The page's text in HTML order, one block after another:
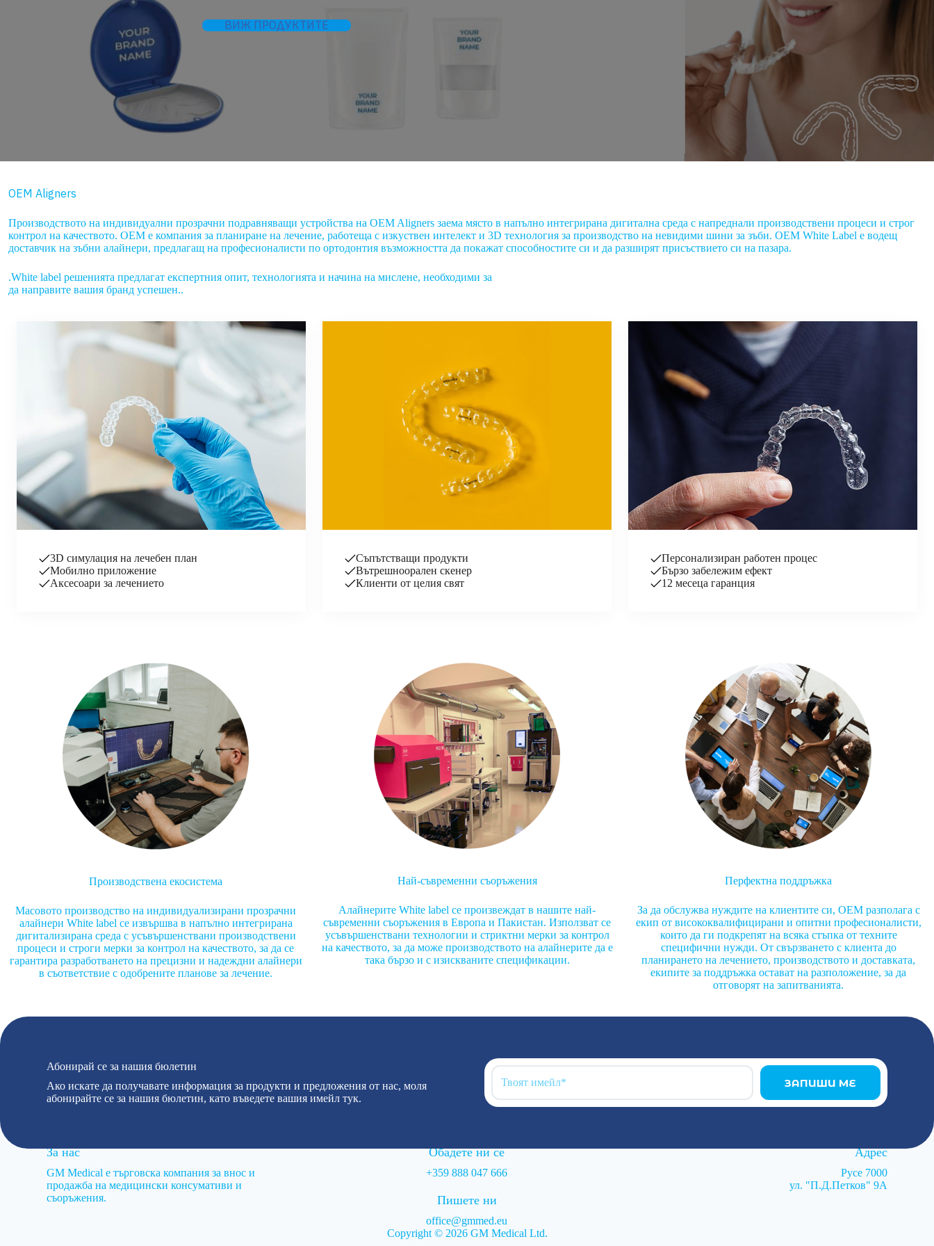
ВИЖ ПРОДУКТИТЕ
OEM Aligners
Производството на индивидуални прозрачни подравняващи устройства на OEM Aligners заема място в напълно интегрирана дигитална среда с напреднали производствени процеси и строг
контрол на качеството. OEM е компания за планиране на лечение, работеща с изкуствен интелект и 3D технология за производство на невидими шини за зъби. OEM White Label е водещ
доставчик на зъбни алайнери, предлагащ на професионалисти по ортодонтия възможността да покажат способностите си и да разширят присъствието си на пазара.
.White label решенията предлагат експертния опит, технологията и начина на мислене, необходими за
да направите вашия бранд успешен..
3D симулация на лечебен план
Мобилно приложение
Аксесоари за лечението
Съпътстващи продукти
Вътрешноорален скенер
Клиенти от целия свят
Персонализиран работен процес
Бързо забележим ефект
12 месеца гаранция
Производствена екосистема
Масовото производство на индивидуализирани прозрачни
алайнери White label се извършва в напълно интегрирана
дигитализирана среда с усъвършенствани производствени
процеси и строги мерки за контрол на качеството, за да се
гарантира разработването на прецизни и надеждни алайнери
в съответствие с одобрените планове за лечение.
Най-съвременни съоръжения
Алайнерите White label се произвеждат в нашите най-
съвременни съоръжения в Европа и Пакистан. Използват се
усъвършенствани технологии и стриктни мерки за контрол
на качеството, за да може производството на алайнерите да е
така бързо и с изискваните спецификации.
Перфектна поддръжка
За да обслужва нуждите на клиентите си, OEM разполага с
екип от висококвалифицирани и опитни професионалисти,
които да ги подкрепят на всяка стъпка от техните
специфични нужди. От свързването с клиента до
планирането на лечението, производството и доставката,
екипите за поддръжка остават на разположение, за да
отговорят на запитванията.
Абонирай се за нашия бюлетин
Ако искате да получавате информация за продукти и предложения от нас, моля
абонирайте се за нашия бюлетин, като въведете вашия имейл тук.
ЗАПИШИ МЕ
За нас
GM Medical е търговска компания за внос и
продажба на медицински консумативи и
съоръжения.
Обадете ни се
+359 888 047 666
Пишете ни
office@gmmed.eu
Адрес
Русе 7000
ул. "П.Д.Петков" 9А
Copyright © 2026 GM Medical Ltd.